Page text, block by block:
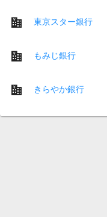
東京スター銀行
もみじ銀行
きらやか銀行